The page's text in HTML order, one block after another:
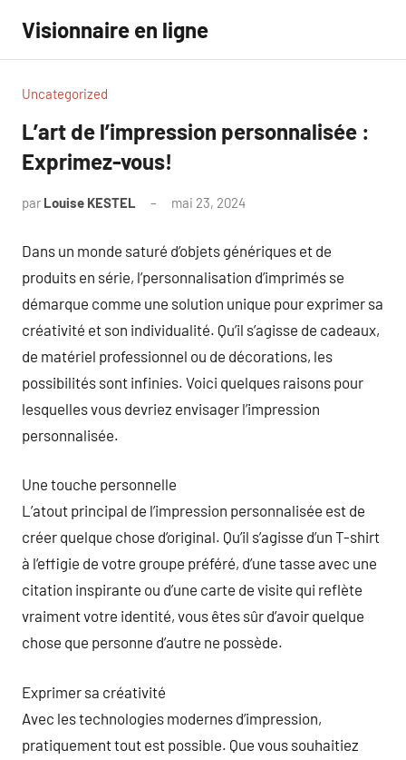
contenu
Visionnaire en ligne
Uncategorized
L’art de l’impression personnalisée :
Exprimez-vous!
par Louise KESTEL mai 23, 2024
Dans un monde saturé d’objets génériques et de
produits en série, l’personnalisation d’imprimés se
démarque comme une solution unique pour exprimer sa
créativité et son individualité. Qu’il s’agisse de cadeaux,
de matériel professionnel ou de décorations, les
possibilités sont infinies. Voici quelques raisons pour
lesquelles vous devriez envisager l’impression
personnalisée.
Une touche personnelle
L’atout principal de l’impression personnalisée est de
créer quelque chose d’original. Qu’il s’agisse d’un T-shirt
à l’effigie de votre groupe préféré, d’une tasse avec une
citation inspirante ou d’une carte de visite qui reflète
vraiment votre identité, vous êtes sûr d’avoir quelque
chose que personne d’autre ne possède.
Exprimer sa créativité
Avec les technologies modernes d’impression,
pratiquement tout est possible. Que vous souhaitiez